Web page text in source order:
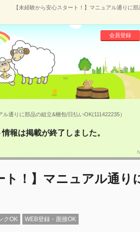
【未経験から安心スタート！】マニュアル通りに
会員登録
通りに部品の組立&梱包/日払いOK(111422235）
報は掲載が終了しました。
ト！】マニュアル通り
クOK WEB登録・面接OK